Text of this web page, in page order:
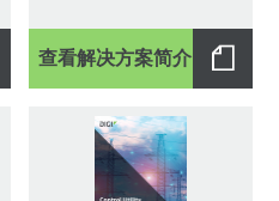
查看解决方案简介